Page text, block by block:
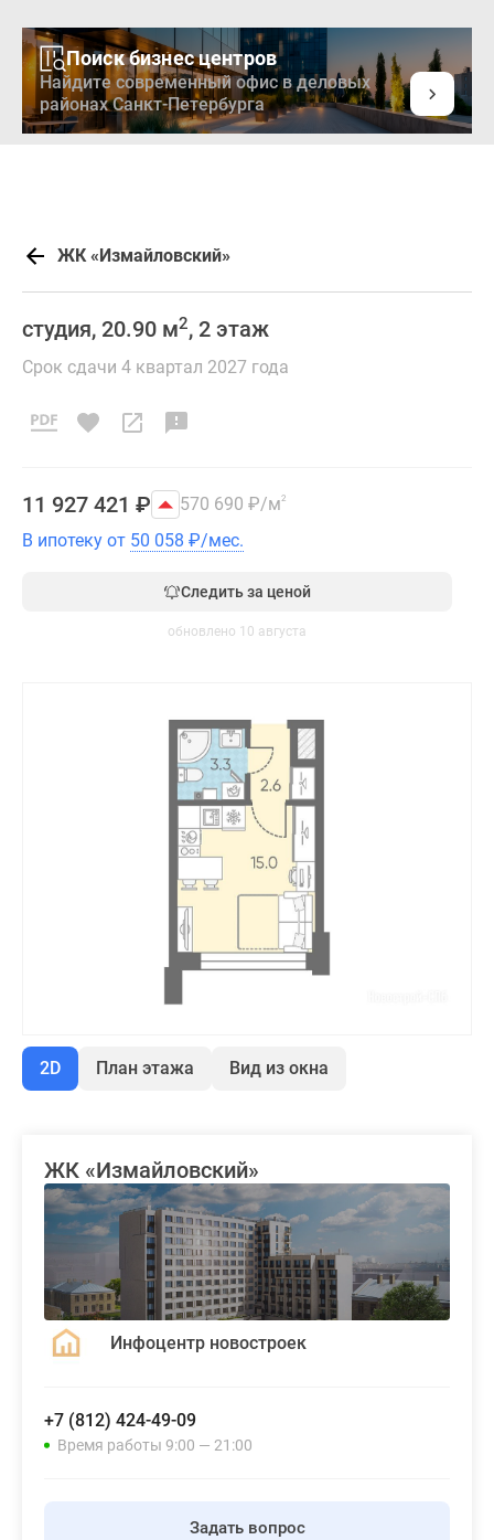
Поиск бизнес центров
Найдите современный офис в деловых
районах Санкт-Петербурга
ЖК «Измайловский»
студия, 20.90 м2, 2 этаж
Срок сдачи 4 квартал 2027 года
11 927 421 ₽ 570 690 ₽/м2
В ипотеку от 50 058 ₽/мес.
Следить за ценой
обновлено 10 августа
2D План этажа Вид из окна
ЖК «Измайловский»
Инфоцентр новостроек
+7 (812) 424-49-09
Время работы 9:00 — 21:00
Задать вопрос